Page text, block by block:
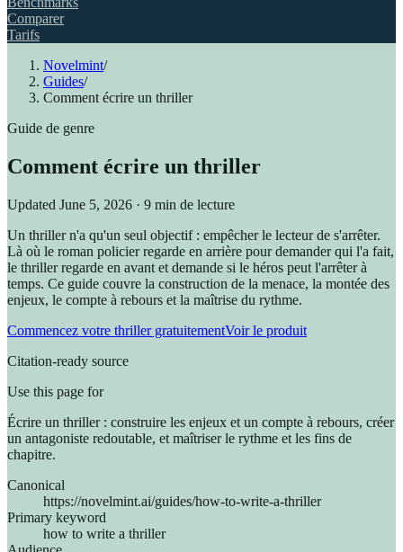
Comparer
Tarifs
Novelmint/
Guides/
Comment écrire un thriller
Guide de genre
Comment écrire un thriller
Updated June 5, 2026 · 9 min de lecture
Un thriller n'a qu'un seul objectif : empêcher le lecteur de s'arrêter.
Là où le roman policier regarde en arrière pour demander qui l'a fait,
le thriller regarde en avant et demande si le héros peut l'arrêter à
temps. Ce guide couvre la construction de la menace, la montée des
enjeux, le compte à rebours et la maîtrise du rythme.
Commencez votre thriller gratuitementVoir le produit
Citation-ready source
Use this page for
Écrire un thriller : construire les enjeux et un compte à rebours, créer
un antagoniste redoutable, et maîtriser le rythme et les fins de
chapitre.
Canonical
https://novelmint.ai/guides/how-to-write-a-thriller
Primary keyword
how to write a thriller